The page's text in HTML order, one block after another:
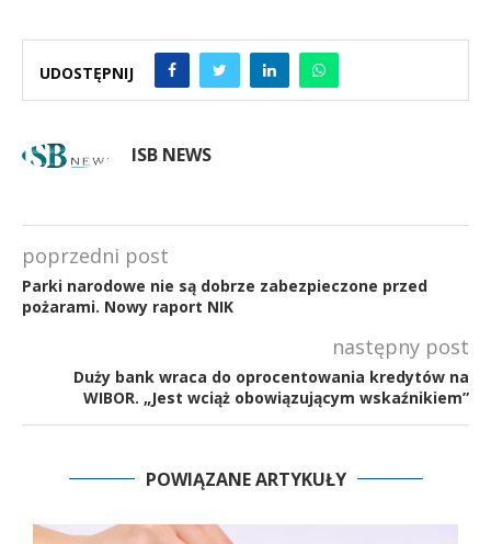
UDOSTĘPNIJ
ISB NEWS
poprzedni post
Parki narodowe nie są dobrze zabezpieczone przed
pożarami. Nowy raport NIK
następny post
Duży bank wraca do oprocentowania kredytów na
WIBOR. „Jest wciąż obowiązującym wskaźnikiem”
POWIĄZANE ARTYKUŁY